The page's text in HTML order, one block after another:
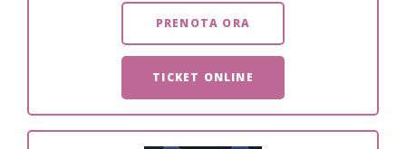
PRENOTA ORA
TICKET ONLINE